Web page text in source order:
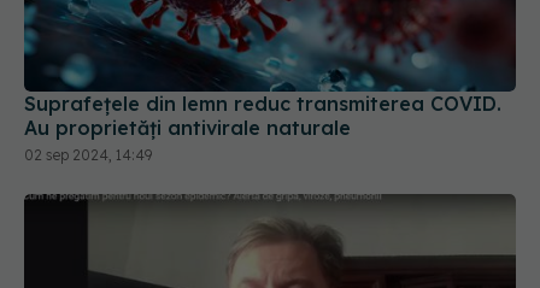
Suprafețele din lemn reduc transmiterea COVID.
Au proprietăți antivirale naturale
02 sep 2024, 14:49